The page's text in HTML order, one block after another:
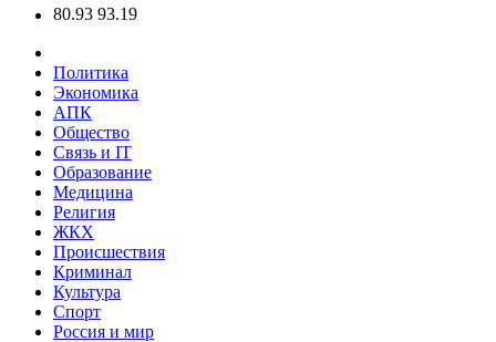
80.93 93.19
Политика
Экономика
АПК
Общество
Связь и IT
Образование
Медицина
Религия
ЖКХ
Происшествия
Криминал
Культура
Спорт
Россия и мир